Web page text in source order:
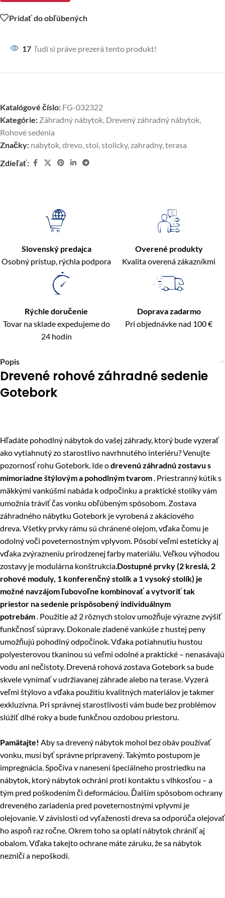
Pridať do obľúbených
17 ľudí si práve prezerá tento produkt!
Katalógové číslo: FG-032322
Kategórie: Záhradný nábytok, Drevený záhradný nábytok,
Rohové sedenia
Značky: nabytok,drevo,stol,stolicky,zahradny,terasa
Zdieľať:
Slovenský predajca
Osobný prístup, rýchla podpora
Overené produkty
Kvalita overená zákazníkmi
Rýchle doručenie
Tovar na sklade expedujeme do
24 hodín
Doprava zadarmo
Pri objednávke nad 100 €
Popis
Drevené rohové záhradné sedenie
Gotebork
Hľadáte pohodlný nábytok do vašej záhrady, ktorý bude vyzerať
ako vytiahnutý zo starostlivo navrhnutého interiéru? Venujte
pozornosť rohu Gotebork. Ide odrevenú záhradnú zostavu s
mimoriadne štýlovým a pohodlným tvarom. Priestranný kútik s
mäkkými vankúšmi nabáda k odpočinku a praktické stolíky vám
umožnia tráviť čas vonku obľúbeným spôsobom. Zostava
záhradného nábytku Gotebork je vyrobená z akáciového
dreva. Všetky prvky rámu sú chránené olejom, vďaka čomu je
odolný voči poveternostným vplyvom. Pôsobí veľmi esteticky aj
vďaka zvýrazneniu prirodzenej farby materiálu. Veľkou výhodou
zostavy je modulárna konštrukcia.Dostupné prvky (2 kreslá, 2
rohové moduly, 1 konferenčný stolík a 1 vysoký stolík) je
možné navzájom ľubovoľne kombinovať a vytvoriť tak
priestor na sedenie prispôsobený individuálnym
potrebám. Použitie až 2 rôznych stolov umožňuje výrazne zvýšiť
funkčnosť súpravy. Dokonale zladené vankúše z hustej peny
umožňujú pohodlný odpočinok. Vďaka potiahnutiu hustou
polyesterovou tkaninou sú veľmi odolné a praktické – nenasávajú
vodu ani nečistoty. Drevená rohová zostava Gotebork sa bude
skvele vynímať v udržiavanej záhrade alebo na terase. Vyzerá
veľmi štýlovo a vďaka použitiu kvalitných materiálov je takmer
exkluzívna. Pri správnej starostlivosti vám bude bez problémov
slúžiť dlhé roky a bude funkčnou ozdobou priestoru.
Pamätajte! Aby sa drevený nábytok mohol bez obáv používať
vonku, musí byť správne pripravený. Takýmto postupom je
impregnácia. Spočíva v nanesení špeciálneho prostriedku na
nábytok, ktorý nábytok ochráni proti kontaktu s vlhkosťou – a
tým pred poškodením či deformáciou. Ďalším spôsobom ochrany
dreveného zariadenia pred poveternostnými vplyvmi je
olejovanie. V závislosti od vyťaženosti dreva sa odporúča olejovať
ho aspoň raz ročne. Okrem toho sa oplatí nábytok chrániť aj
obalom. Vďaka takejto ochrane máte záruku, že sa nábytok
nezničí a nepoškodí.